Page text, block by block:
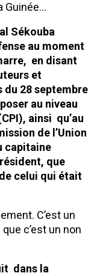
Guinée…
Sékouba
au moment
en disant
et
28 septembre
au niveau
ainsi qu’au
de l’Union
capitaine
que
celui qui était
C’est un
c’est un non
dans la